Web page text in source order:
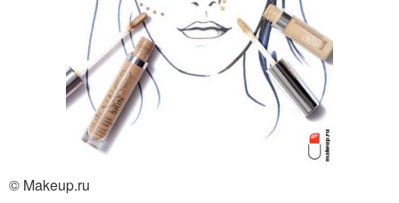
© Makeup.ru